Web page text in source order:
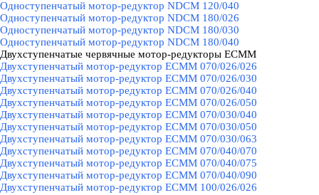
Одноступенчатый мотор-редуктор NDCM 120/040
Одноступенчатый мотор-редуктор NDCM 180/026
Одноступенчатый мотор-редуктор NDCM 180/030
Одноступенчатый мотор-редуктор NDCM 180/040
Двухступенчатые червячные мотор-редукторы ECMM
Двухступенчатый мотор-редуктор ECMM 070/026/026
Двухступенчатый мотор-редуктор ECMM 070/026/030
Двухступенчатый мотор-редуктор ECMM 070/026/040
Двухступенчатый мотор-редуктор ECMM 070/026/050
Двухступенчатый мотор-редуктор ECMM 070/030/040
Двухступенчатый мотор-редуктор ECMM 070/030/050
Двухступенчатый мотор-редуктор ECMM 070/030/063
Двухступенчатый мотор-редуктор ECMM 070/040/070
Двухступенчатый мотор-редуктор ECMM 070/040/075
Двухступенчатый мотор-редуктор ECMM 070/040/090
Двухступенчатый мотор-редуктор ECMM 100/026/026